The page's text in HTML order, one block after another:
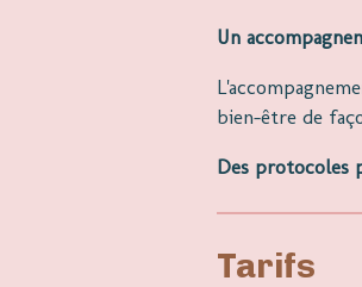
Un
bien-être de
Des protocoles
Tarifs